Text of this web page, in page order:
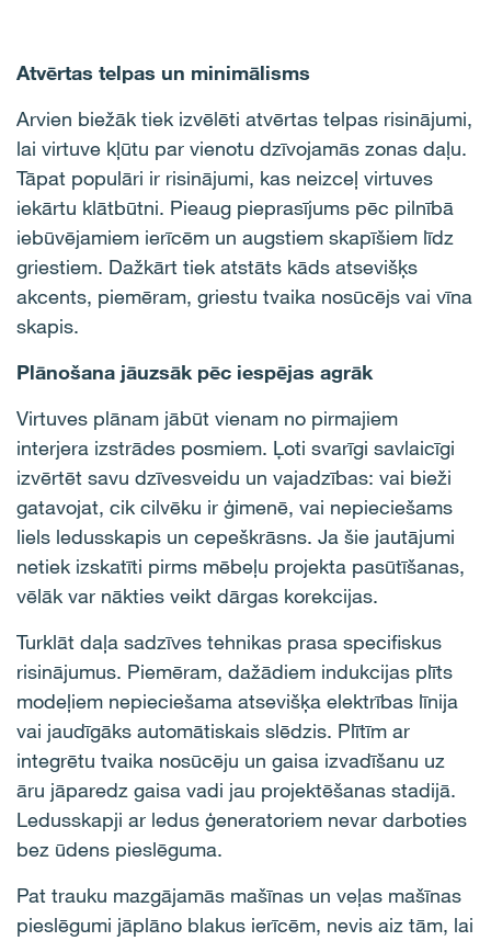
Atvērtas telpas un minimālisms
Arvien biežāk tiek izvēlēti atvērtas telpas risinājumi,
lai virtuve kļūtu par vienotu dzīvojamās zonas daļu.
Tāpat populāri ir risinājumi, kas neizceļ virtuves
iekārtu klātbūtni. Pieaug pieprasījums pēc pilnībā
iebūvējamiem ierīcēm un augstiem skapīšiem līdz
griestiem. Dažkārt tiek atstāts kāds atsevišķs
akcents, piemēram, griestu tvaika nosūcējs vai vīna
skapis.
Plānošana jāuzsāk pēc iespējas agrāk
Virtuves plānam jābūt vienam no pirmajiem
interjera izstrādes posmiem. Ļoti svarīgi savlaicīgi
izvērtēt savu dzīvesveidu un vajadzības: vai bieži
gatavojat, cik cilvēku ir ģimenē, vai nepieciešams
liels ledusskapis un cepeškrāsns. Ja šie jautājumi
netiek izskatīti pirms mēbeļu projekta pasūtīšanas,
vēlāk var nākties veikt dārgas korekcijas.
Turklāt daļa sadzīves tehnikas prasa specifiskus
risinājumus. Piemēram, dažādiem indukcijas plīts
modeļiem nepieciešama atsevišķa elektrības līnija
vai jaudīgāks automātiskais slēdzis. Plītīm ar
integrētu tvaika nosūcēju un gaisa izvadīšanu uz
āru jāparedz gaisa vadi jau projektēšanas stadijā.
Ledusskapji ar ledus ģeneratoriem nevar darboties
bez ūdens pieslēguma.
Pat trauku mazgājamās mašīnas un veļas mašīnas
pieslēgumi jāplāno blakus ierīcēm, nevis aiz tām, lai